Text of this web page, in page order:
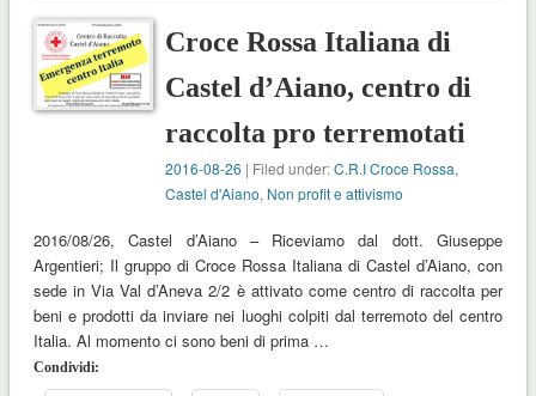
Croce Rossa Italiana di
Castel d’Aiano, centro di
raccolta pro terremotati
2016-08-26 | Filed under:C.R.I Croce Rossa,
Castel d'Aiano, Non profit e attivismo
2016/08/26, Castel d’Aiano – Riceviamo dal dott. Giuseppe
Argentieri; Il gruppo di Croce Rossa Italiana di Castel d’Aiano, con
sede in Via Val d’Aneva 2/2 è attivato come centro di raccolta per
beni e prodotti da inviare nei luoghi colpiti dal terremoto del centro
Italia. Al momento ci sono beni di prima …
Condividi: